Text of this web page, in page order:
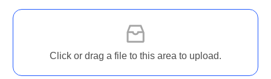
Click or drag a file to this area to upload.